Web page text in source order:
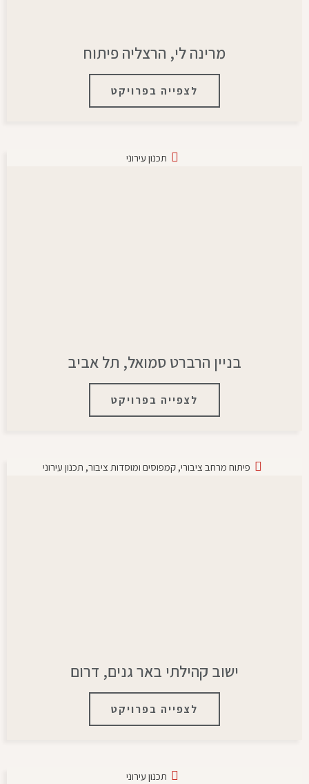
מרינה לי, הרצליה פיתוח
לצפייה בפרויקט
תכנון עירוני
בניין הרברט סמואל, תל אביב
לצפייה בפרויקט
פיתוח מרחב ציבורי, קמפוסים ומוסדות ציבור, תכנון עירוני
ישוב קהילתי באר גנים, דרום
לצפייה בפרויקט
תכנון עירוני